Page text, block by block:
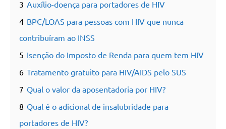
3 Auxílio-doença para portadores de HIV
4 BPC/LOAS para pessoas com HIV que nunca
contribuíram ao INSS
5 Isenção do Imposto de Renda para quem tem HIV
6 Tratamento gratuito para HIV/AIDS pelo SUS
7 Qual o valor da aposentadoria por HIV?
8 Qual é o adicional de insalubridade para
portadores de HIV?